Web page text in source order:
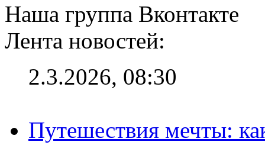
Наша группа Вконтакте
Лента новостей:
2.3.2026, 08:30
Путешествия мечты: